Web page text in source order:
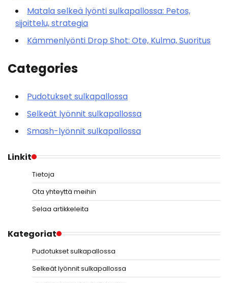
Matala selkeä lyönti sulkapallossa: Petos,
sijoittelu, strategia
Kämmenlyönti Drop Shot: Ote, Kulma, Suoritus
Categories
Pudotukset sulkapallossa
Selkeät lyönnit sulkapallossa
Smash-lyönnit sulkapallossa
Linkit
Tietoja
Ota yhteyttä meihin
Selaa artikkeleita
Kategoriat
Pudotukset sulkapallossa
Selkeät lyönnit sulkapallossa